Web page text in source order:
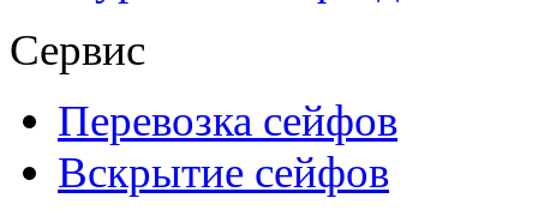
Сервис
Перевозка сейфов
Вскрытие сейфов